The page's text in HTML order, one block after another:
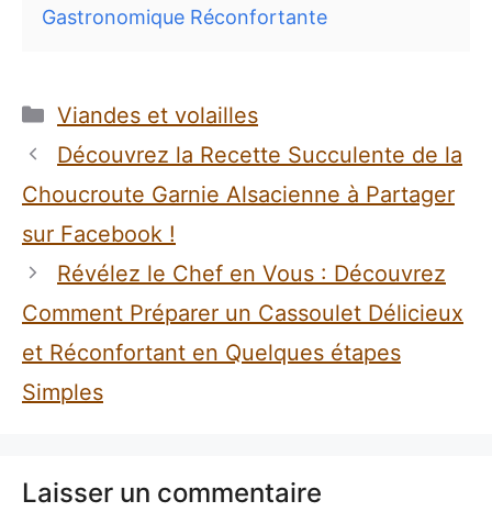
Gastronomique Réconfortante
Catégories
Viandes et volailles
Découvrez la Recette Succulente de la
Choucroute Garnie Alsacienne à Partager
sur Facebook !
Révélez le Chef en Vous : Découvrez
Comment Préparer un Cassoulet Délicieux
et Réconfortant en Quelques étapes
Simples
Laisser un commentaire